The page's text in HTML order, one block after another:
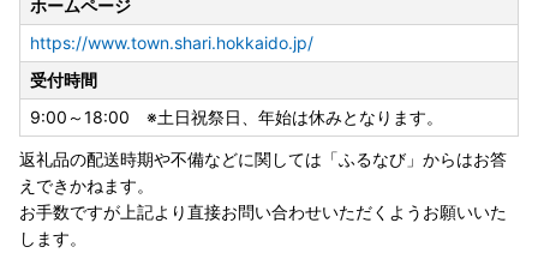
認ください。
(外部サイトへ遷移します。個人情報の保護は遷移先サイト
の方針に従います。)
◆送付先
〒088-0567
北海道白糠郡白糠町庶路2丁目4-39
斜里町ふるさと納税サポート室
ホームページ
https://www.town.shari.hokkaido.jp/
受付時間
9:00～18:00 ※土日祝祭日、年始は休みとなります。
返礼品の配送時期や不備などに関しては「ふるなび」からはお答
えできかねます。
お手数ですが上記より直接お問い合わせいただくようお願いいた
します。